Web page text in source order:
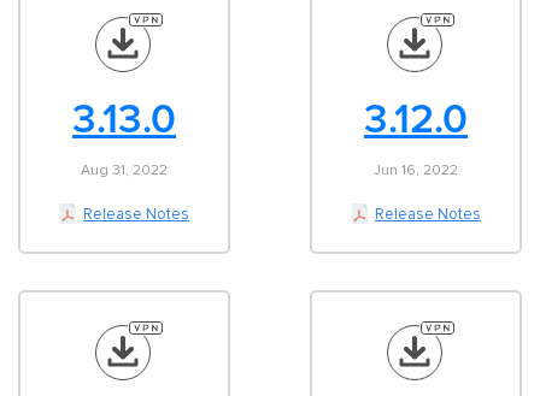
3.13.0
Aug 31, 2022
Release Notes
3.12.0
Jun 16, 2022
Release Notes